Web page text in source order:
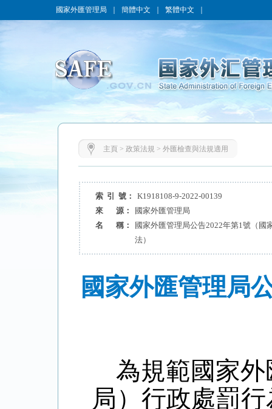
國家外匯管理局 簡體中文 繁體中文
主頁 > 政策法規 > 外匯檢查與法規適用
索 引 號：
K1918108-9-2022-00139
來 源：
國家外匯管理局
名 稱：
國家外匯管理局公告2022年第1號（國
法）
國家外匯管理局
為規範國家外
局）行政處罰